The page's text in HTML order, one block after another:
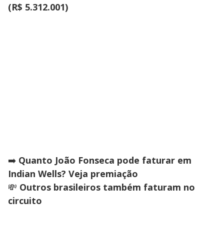
(R$ 5.312.001)
➡️ Quanto João Fonseca pode faturar em
Indian Wells? Veja premiação
💸 Outros brasileiros também faturam no
circuito